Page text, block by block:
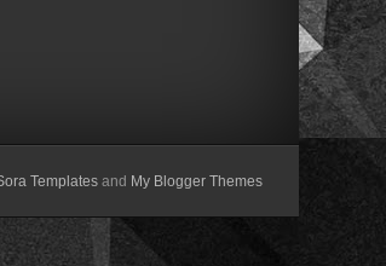
Templates and My Blogger Themes